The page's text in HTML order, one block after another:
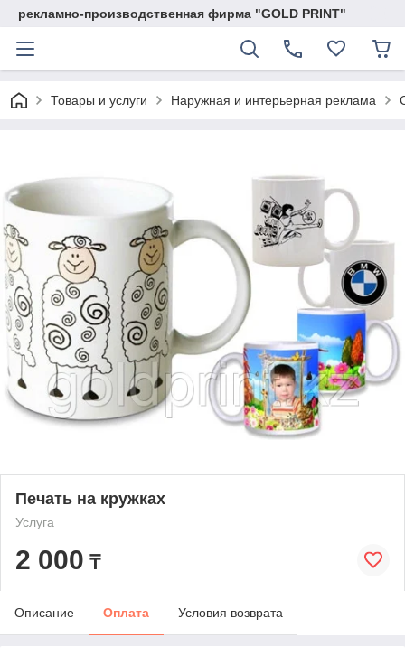
рекламно-производственная фирма "GOLD PRINT"
Товары и услуги Наружная и интерьерная реклама
Печать на кружках
Услуга
2 000 ₸
Описание Оплата Условия возврата